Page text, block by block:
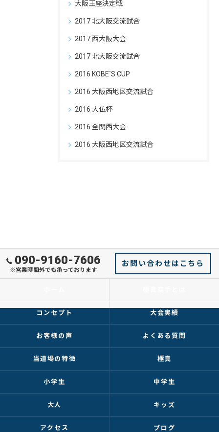
大阪王座決定戦
2017 北大阪交流試合
2017 西大阪大会
2017 北大阪交流試合
2016 KOBE`S CUP
2016 大阪西地区交流試合
2016 大仏杯
2016 全関西大会
2016 大阪西地区交流試合
090-9160-7606
※営業時間外でも承っております
お問い合わせはこちら
コンセプト 大会実績
お客様の声 よくある質問
当道場の特徴 極真
小学生 中学生
大人 キッズ
アクセス ブログ